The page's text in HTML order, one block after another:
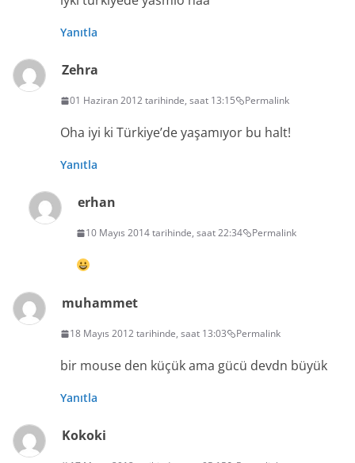
Yanıtla
Zehra
01 Haziran 2012 tarihinde, saat 13:15 Permalink
Oha iyi ki Türkiye’de yaşamıyor bu halt!
Yanıtla
erhan
10 Mayıs 2014 tarihinde, saat 22:34 Permalink
muhammet
18 Mayıs 2012 tarihinde, saat 13:03 Permalink
bir mouse den küçük ama gücü devdn büyük
Yanıtla
Kokoki